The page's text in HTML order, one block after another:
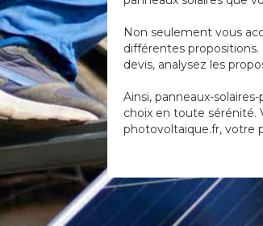
Non seulement vous
différentes
devis, analysez les
Ainsi, panneaux-
choix en toute sérénité.
photovoltaique.fr, votre